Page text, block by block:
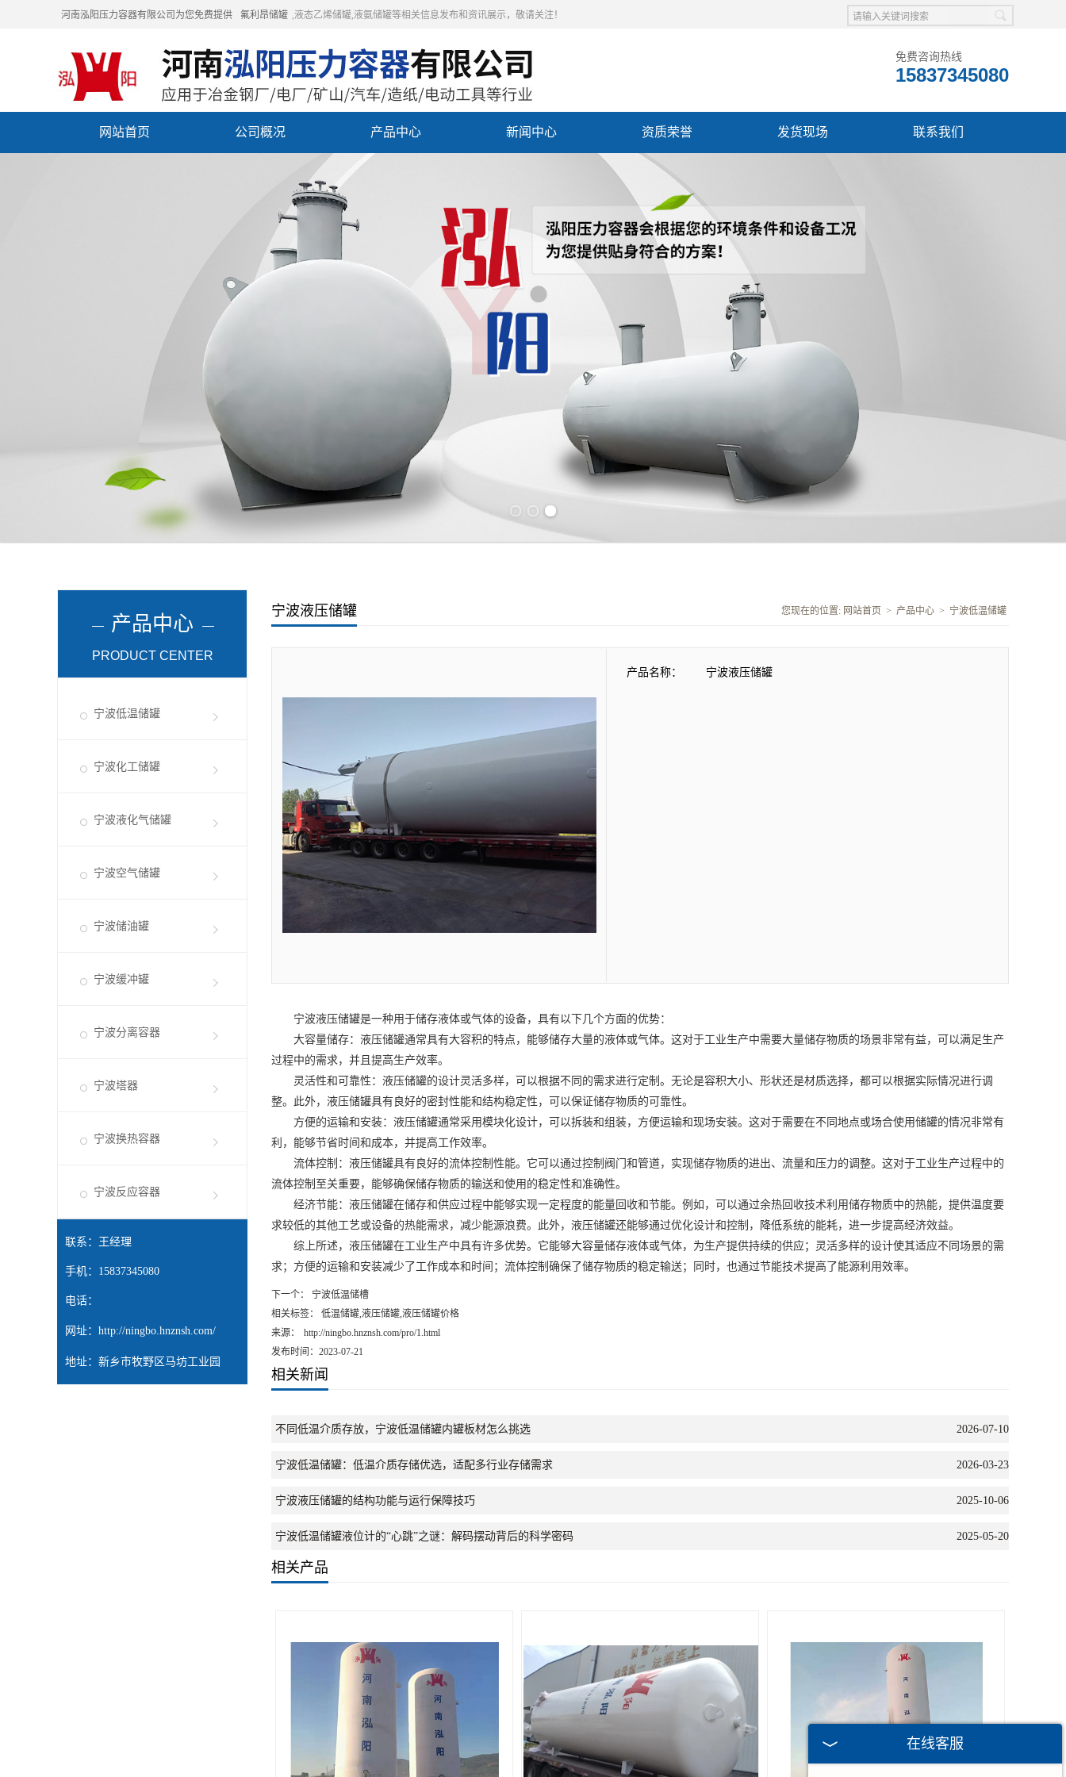
河南泓阳压力容器有限公司为您免费提供 氟利昂储罐 ,液态乙烯储罐,液氨储罐等相关信息发布和资讯展示，敬请关注！
免费咨询热线
15837345080
网站首页 公司概况 产品中心 新闻中心 资质荣誉 发货现场 联系我们
产品中心
PRODUCT CENTER
宁波低温储罐
宁波化工储罐
宁波液化气储罐
宁波空气储罐
宁波储油罐
宁波缓冲罐
宁波分离容器
宁波塔器
宁波换热容器
宁波反应容器
联系：王经理
手机：15837345080
电话：
网址： http://ningbo.hnznsh.com/
地址：新乡市牧野区马坊工业园
宁波液压储罐 您现在的位置: 网站首页 > 产品中心 > 宁波低温储罐
产品名称： 宁波液压储罐
宁波液压储罐是一种用于储存液体或气体的设备，具有以下几个方面的优势：
大容量储存：液压储罐通常具有大容积的特点，能够储存大量的液体或气体。这对于工业生产中需要大量储存物质的场景非常有益，可以满足生产
过程中的需求，并且提高生产效率。
灵活性和可靠性：液压储罐的设计灵活多样，可以根据不同的需求进行定制。无论是容积大小、形状还是材质选择，都可以根据实际情况进行调
整。此外，液压储罐具有良好的密封性能和结构稳定性，可以保证储存物质的可靠性。
方便的运输和安装：液压储罐通常采用模块化设计，可以拆装和组装，方便运输和现场安装。这对于需要在不同地点或场合使用储罐的情况非常有
利，能够节省时间和成本，并提高工作效率。
流体控制：液压储罐具有良好的流体控制性能。它可以通过控制阀门和管道，实现储存物质的进出、流量和压力的调整。这对于工业生产过程中的
流体控制至关重要，能够确保储存物质的输送和使用的稳定性和准确性。
经济节能：液压储罐在储存和供应过程中能够实现一定程度的能量回收和节能。例如，可以通过余热回收技术利用储存物质中的热能，提供温度要
求较低的其他工艺或设备的热能需求，减少能源浪费。此外，液压储罐还能够通过优化设计和控制，降低系统的能耗，进一步提高经济效益。
综上所述，液压储罐在工业生产中具有许多优势。它能够大容量储存液体或气体，为生产提供持续的供应；灵活多样的设计使其适应不同场景的需
求；方便的运输和安装减少了工作成本和时间；流体控制确保了储存物质的稳定输送；同时，也通过节能技术提高了能源利用效率。
下一个：
宁波低温储槽
相关标签： 低温储罐,液压储罐,液压储罐价格
来源：
http://ningbo.hnznsh.com/pro/1.html
发布时间：2023-07-21
相关新闻
不同低温介质存放，宁波低温储罐内罐板材怎么挑选 2026-07-10
宁波低温储罐：低温介质存储优选，适配多行业存储需求 2026-03-23
宁波液压储罐的结构功能与运行保障技巧 2025-10-06
宁波低温储罐液位计的“心跳”之谜：解码摆动背后的科学密码 2025-05-20
相关产品
在线客服